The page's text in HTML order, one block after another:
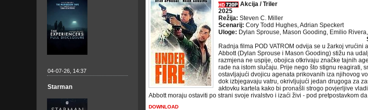
Akcija / Triler
2025
Režija: Steven C. Miller
Scenarij: Cory Todd Hughes, Adrian Speckert
Uloge: Dylan Sprouse, Mason Gooding, Emilio
Radnja filma POD VATROM odvija se u žarkoj
Abbott (Dylan Sprouse i Mason Gooding) stižu na
razmjena ne uspije, obojica otkrivaju značke tajnih
rade na istom slučaju. Prije nego što stignu reagirati,
ostavljajući dvojicu agenata prikovanih iza njihovog
dok izbjegavaju vatru, okrivljujući jedan drugoga za
aktovku kartela kako bi pronašli strogo povjerljive
Abbott moraju ostaviti po strani svoje rivalstvo i izaći živi - pod pretpostavkom
DOWNLOAD
04-07-26, 14:37
Starman